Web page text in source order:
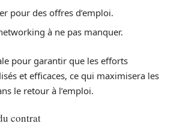
pour des offres d’emploi.
à ne pas manquer.
pour garantir que les efforts
et efficaces, ce qui maximisera les
le retour à l’emploi.
contrat